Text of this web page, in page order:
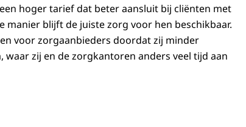
hoger tarief dat beter aansluit bij cliënten met
manier blijft de juiste zorg voor hen beschikbaar.
voor zorgaanbieders doordat zij minder
zij en de zorgkantoren anders veel tijd aan